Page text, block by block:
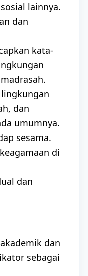
lainnya.
dan
kata-
dan
umumnya.
sesama.
di
dan
dan
sebagai